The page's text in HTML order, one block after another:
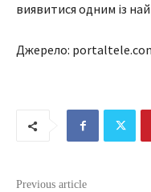
виявитися одним із
Джерело:
Previous article